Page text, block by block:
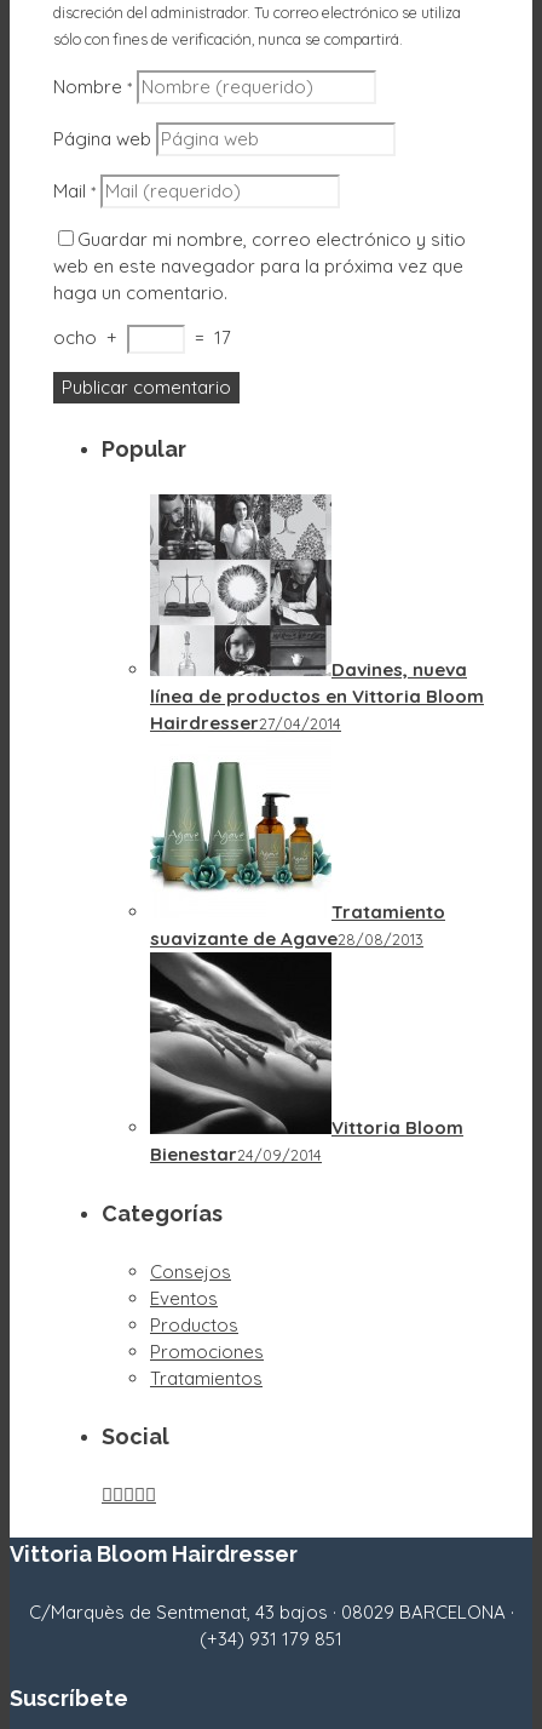
discreción del administrador. Tu correo electrónico se utiliza
sólo con fines de verificación, nunca se compartirá.
Nombre *
Página web
Mail *
Guardar mi nombre, correo electrónico y sitio
web en este navegador para la próxima vez que
haga un comentario.
ocho + = 17
Popular
Davines, nueva
línea de productos en Vittoria Bloom
Hairdresser27/04/2014
Tratamiento
suavizante de Agave28/08/2013
Vittoria Bloom
Bienestar24/09/2014
Categorías
Consejos
Eventos
Productos
Promociones
Tratamientos
Social

Vittoria Bloom Hairdresser
C/Marquès de Sentmenat, 43 bajos · 08029 BARCELONA ·
(+34) 931 179 851
Suscríbete